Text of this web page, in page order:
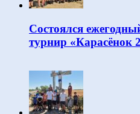
Состоялся
турнир «Карасёнок